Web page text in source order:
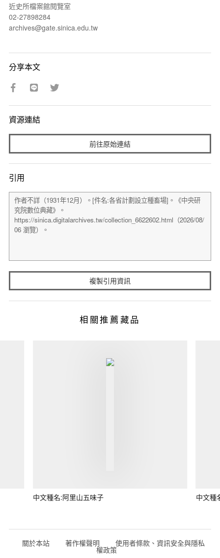
近史所檔案館閱覽室
02-27898284
archives@gate.sinica.edu.tw
分享本文
資源連結
前往原始連結
引用
複製引用資訊
相關推薦藏品
中文種名:阿里山五味子 中文種
關於本站 著作權聲明 使用者條款、資訊安全與隱私
權政策